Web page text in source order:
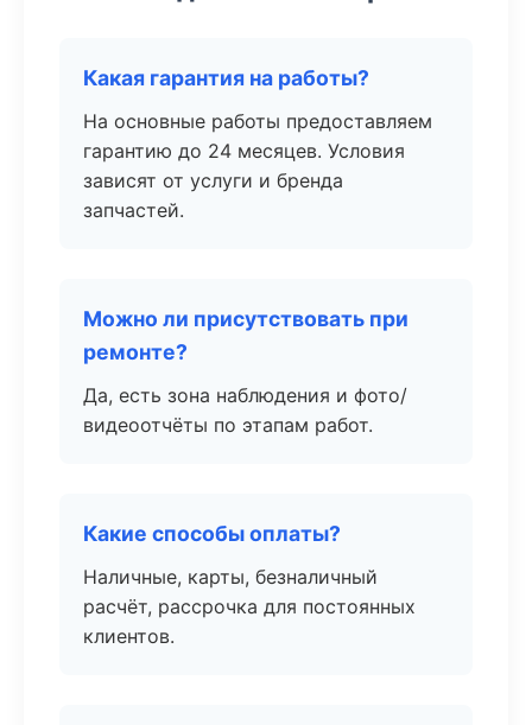
Какая гарантия на работы?
На основные работы предоставляем
гарантию до 24 месяцев. Условия
зависят от услуги и бренда
запчастей.
Можно ли присутствовать при
ремонте?
Да, есть зона наблюдения и фото/
видеоотчёты по этапам работ.
Какие способы оплаты?
Наличные, карты, безналичный
расчёт, рассрочка для постоянных
клиентов.